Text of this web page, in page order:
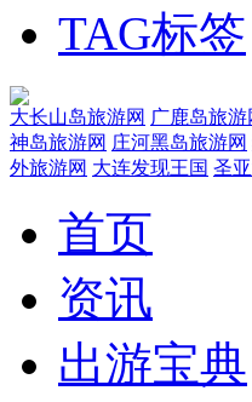
TAG标签
大长山岛旅游网 广鹿岛旅游
神岛旅游网 庄河黑岛旅游网
外旅游网 大连发现王国 圣
首页
资讯
出游宝典